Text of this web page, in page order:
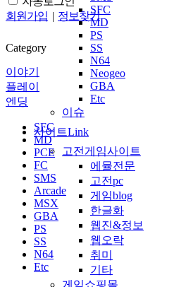
SFC
MD
PS
SS
N64
Neogeo
GBA
Etc
이슈
사이트Link
고전게임사이트
에뮬전문
고전pc
게임blog
한글화
웹진&정보
웹오락
취미
기타
게임쇼핑몰
회원가입 | 정보찾기
Category
이야기
플레이
엔딩
SFC
MD
PCE
FC
SMS
Arcade
MSX
GBA
PS
SS
N64
Etc